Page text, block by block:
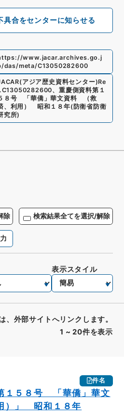
具合をセンターに知らせる
www.jacar.archives.go.j
das/meta/C13050282600
アジア歴史資料センター)Re
C13050282600、 重慶側資料第１
８号 「華僑」華文資料 （救
、利用） 昭和１８年( 防衛省防衛
究所)
除 検索結果全てを選択/解除
1 ~ 20件を表示
表示スタイル
、外部サイトへリンクします。
件名
１５８号 「華僑」華文
）」 昭和１８年